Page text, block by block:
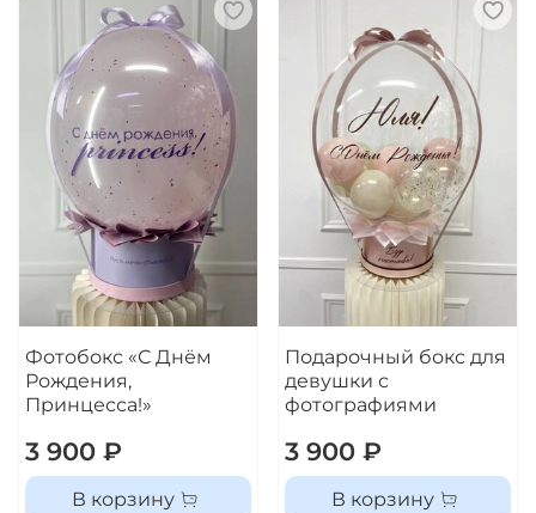
Фотобокс «С Днём
Рождения,
Принцесса!»
3 900 ₽
В корзину
Подарочный бокс для
девушки с
фотографиями
3 900 ₽
В корзину